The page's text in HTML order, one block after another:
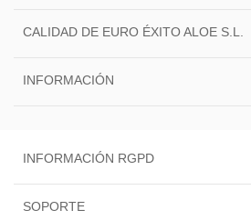
CALIDAD DE EURO ÉXITO ALOE S.L.
INFORMACIÓN
INFORMACIÓN RGPD
SOPORTE